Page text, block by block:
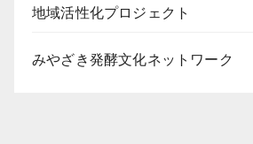
地域活性化プロジェクト
みやざき発酵文化ネットワーク